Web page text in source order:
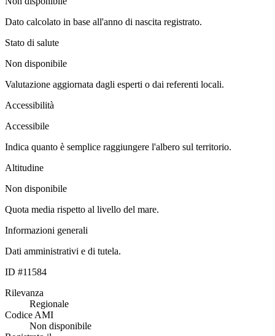
Dato calcolato in base all'anno di nascita registrato.
Stato di salute
Non disponibile
Valutazione aggiornata dagli esperti o dai referenti locali.
Accessibilità
Accessibile
Indica quanto è semplice raggiungere l'albero sul territorio.
Altitudine
Non disponibile
Quota media rispetto al livello del mare.
Informazioni generali
Dati amministrativi e di tutela.
ID #11584
Rilevanza
Regionale
Codice AMI
Non disponibile